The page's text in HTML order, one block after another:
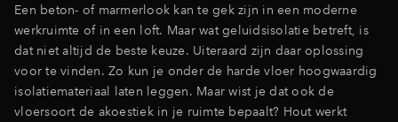
Een beton- of marmerlook kan te gek zijn in een moderne
werkruimte of in een loft. Maar wat geluidsisolatie betreft, is
dat niet altijd de beste keuze. Uiteraard zijn daar oplossing
voor te vinden. Zo kun je onder de harde vloer hoogwaardig
isolatiemateriaal laten leggen. Maar wist je dat ook de
vloersoort de akoestiek in je ruimte bepaalt? Hout werkt